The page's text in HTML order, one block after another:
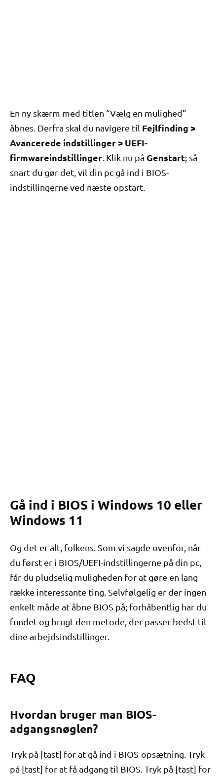
En ny skærm med titlen “Vælg en mulighed”
åbnes. Derfra skal du navigere til Fejlfinding >
Avancerede indstillinger > UEFI-
firmwareindstillinger . Klik nu på Genstart; så
snart du gør det, vil din pc gå ind i BIOS-
indstillingerne ved næste opstart.
Gå ind i BIOS i Windows 10 eller
Windows 11
Og det er alt, folkens. Som vi sagde ovenfor, når
du først er i BIOS/UEFI-indstillingerne på din pc,
får du pludselig muligheden for at gøre en lang
række interessante ting. Selvfølgelig er der ingen
enkelt måde at åbne BIOS på; forhåbentlig har du
fundet og brugt den metode, der passer bedst til
dine arbejdsindstillinger.
FAQ
Hvordan bruger man BIOS-
adgangsnøglen?
Tryk på [tast] for at gå ind i BIOS-opsætning. Tryk
på [tast] for at få adgang til BIOS. Tryk på [tast] for